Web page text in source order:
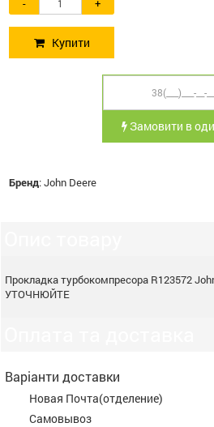
Купити
Замовити в
Бренд:John Deere
Прокладка турбокомпресора R123572
УТОЧНЮЙТЕ
Варіанти доставки
Новая Почта(отделение)
Самовывоз